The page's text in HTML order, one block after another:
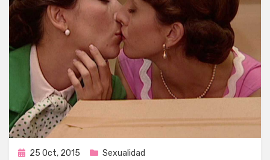
Publicada
25 Oct, 2015 Sexualidad